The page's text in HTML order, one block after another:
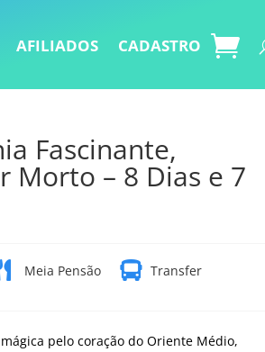
AFILIADOS CADASTRO
Fascinante,
Morto – 8 Dias e 7
Meia Pensão  Transfer
mágica pelo coração do Oriente Médio,